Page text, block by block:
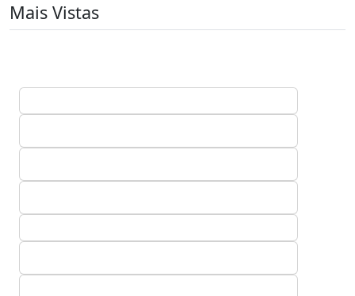
Mais Vistas